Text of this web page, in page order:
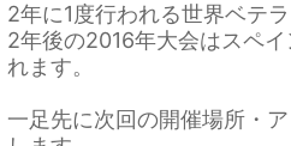
2年に1度行われる世界ベテラ
2年後の2016年大会はスペ
れます。
一足先に次回の開催場所・